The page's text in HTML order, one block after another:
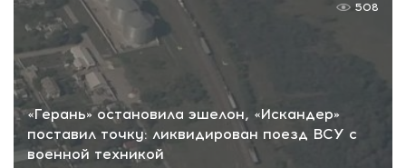
«Герань» остановила эшелон, «Искандер»
поставил точку: ликвидирован поезд ВСУ с
военной техникой
508